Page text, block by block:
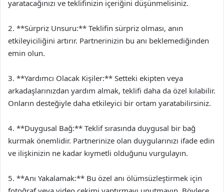
yaratacağınızı ve teklifinizin içeriğini düşünmelisiniz.
2. **Sürpriz Unsuru:** Teklifin sürpriz olması, anın
etkileyiciliğini artırır. Partnerinizin bu anı beklemediğinden
emin olun.
3. **Yardımcı Olacak Kişiler:** Setteki ekipten veya
arkadaşlarınızdan yardım almak, teklifi daha da özel kılabilir.
Onların desteğiyle daha etkileyici bir ortam yaratabilirsiniz.
4. **Duygusal Bağ:** Teklif sırasında duygusal bir bağ
kurmak önemlidir. Partnerinize olan duygularınızı ifade edin
ve ilişkinizin ne kadar kıymetli olduğunu vurgulayın.
5. **Anı Yakalamak:** Bu özel anı ölümsüzleştirmek için